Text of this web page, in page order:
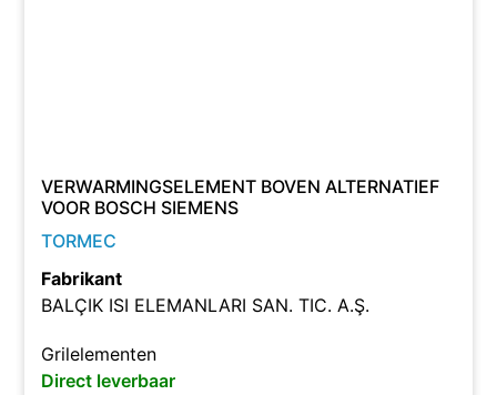
VERWARMINGSELEMENT BOVEN ALTERNATIEF
VOOR BOSCH SIEMENS
TORMEC
Fabrikant
BALÇIK ISI ELEMANLARI SAN. TIC. A.Ş.
Grilelementen
Direct leverbaar